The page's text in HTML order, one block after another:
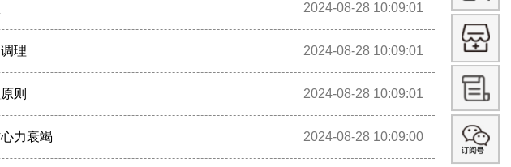
2024-08-28 10:09:01
2024-08-28 10:09:01
理
2024-08-28 10:09:01
则
2024-08-28 10:09:00
力衰竭